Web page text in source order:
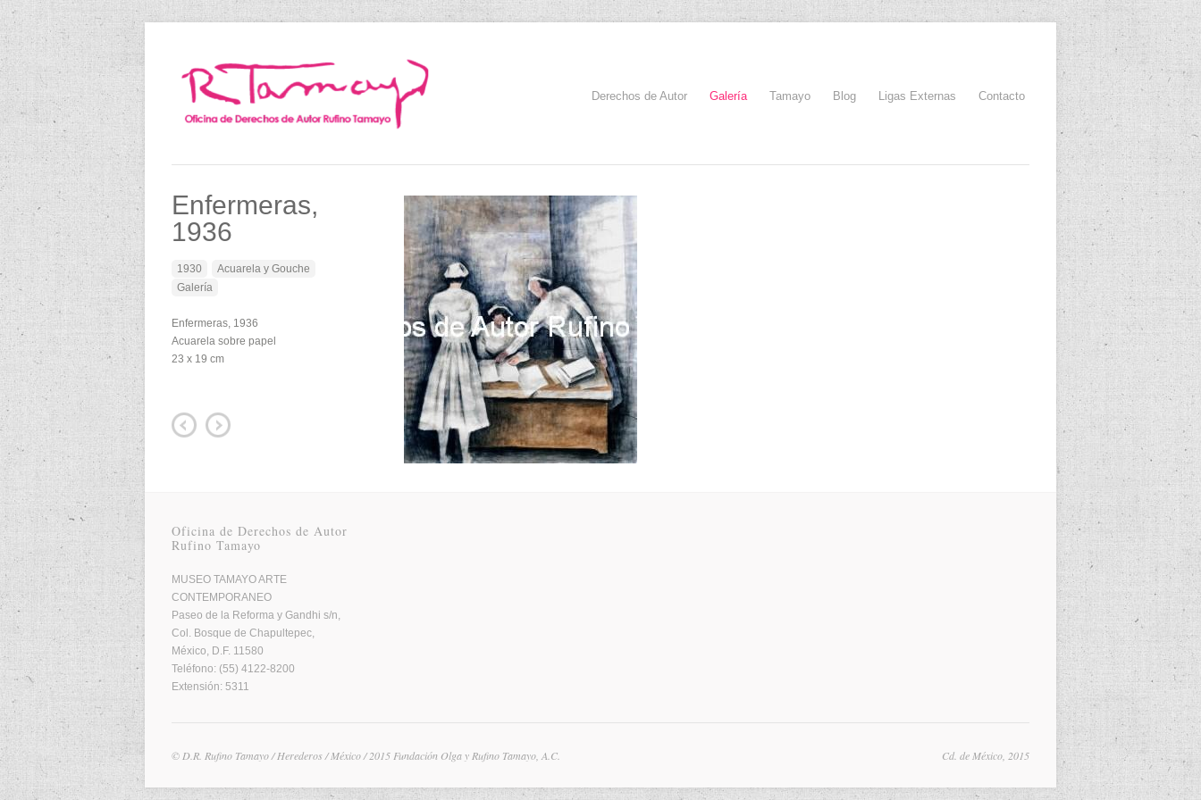
Derechos de Autor Galería Tamayo Blog Ligas Externas Contacto
Enfermeras,
1936
1930
Acuarela y Gouche
Galería
Enfermeras, 1936
Acuarela sobre papel
23 x 19 cm
Oficina de Derechos de Autor
Rufino Tamayo
MUSEO TAMAYO ARTE
CONTEMPORANEO
Paseo de la Reforma y Gandhi s/n,
Col. Bosque de Chapultepec,
México, D.F. 11580
Teléfono: (55) 4122-8200
Extensión: 5311
© D.R. Rufino Tamayo / Herederos / México / 2015 Fundación Olga y Rufino Tamayo, A.C. Cd. de México, 2015